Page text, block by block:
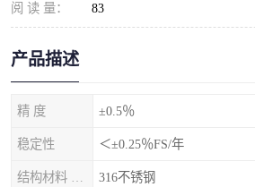
阅 读 量： 83
产品描述
精 度 ±0.5％
稳定性 ＜±0.25％FS/年
316不锈钢